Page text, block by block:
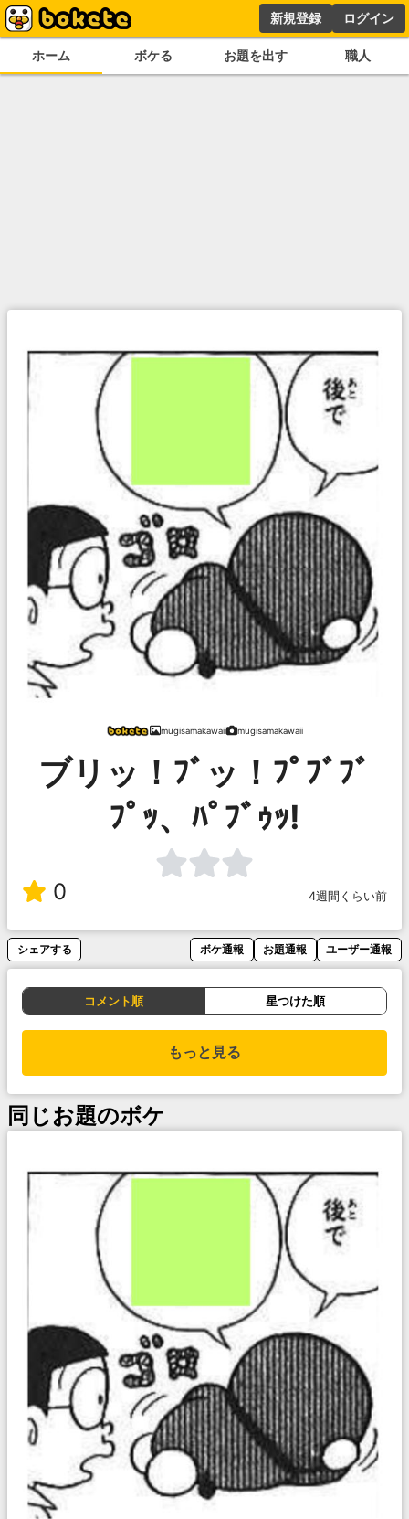
新規登録 ログイン
ホーム ボケる お題を出す 職人
mugisamakawaii mugisamakawaii
ブリッ！ﾌﾞッ！ﾌﾟﾌﾞﾌﾞ
ﾌﾟｯ、ﾊﾟﾌﾞｩｯ!
0 4週間くらい前
シェアする ボケ通報 お題通報 ユーザー通報
コメント順 星つけた順
もっと見る
同じお題のボケ